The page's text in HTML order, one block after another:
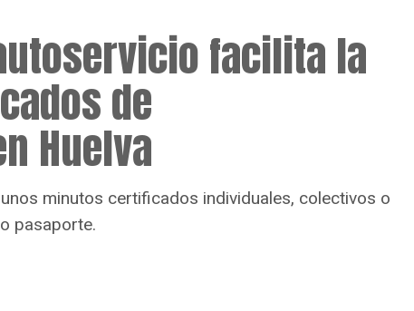
facilita la
de
Huelva
minutos certificados individuales, colectivos o
pasaporte.